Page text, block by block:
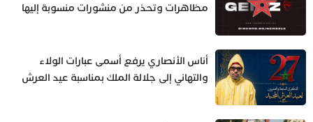
مظاهرات وتحذر من منشورات منسوبة إليها
أناس الأنصاري يرفع أسمى عبارات الولاء
والتهاني إلى جلالة الملك بمناسبة عيد العرش